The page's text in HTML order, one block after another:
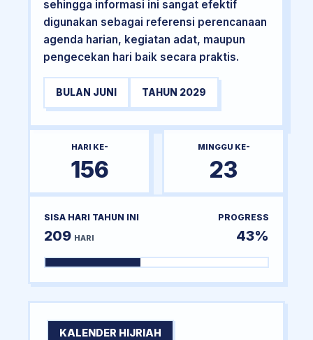
sehingga informasi ini sangat efektif
digunakan sebagai referensi perencanaan
agenda harian, kegiatan adat, maupun
pengecekan hari baik secara praktis.
BULAN JUNI TAHUN 2029
HARI KE-
156
MINGGU KE-
23
SISA HARI TAHUN INI
209 HARI
PROGRESS
43%
KALENDER HIJRIAH